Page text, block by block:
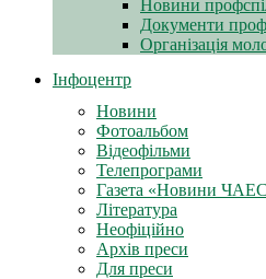
Новини
Документи
Організація
Інфоцентр
Новини
Фотоальбом
Відеофільми
Телепрограми
Газета «Новини
Література
Неофіційно
Архів преси
Для преси